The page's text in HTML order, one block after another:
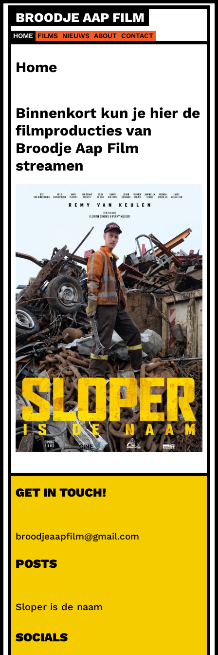
naar
de
inhoud
BROODJE AAP FILM
HOME FILMS NIEUWS ABOUT CONTACT
Home
Binnenkort kun je hier de
filmproducties van
Broodje Aap Film
streamen
GET IN TOUCH!
broodjeaapfilm@gmail.com
POSTS
Sloper is de naam
SOCIALS